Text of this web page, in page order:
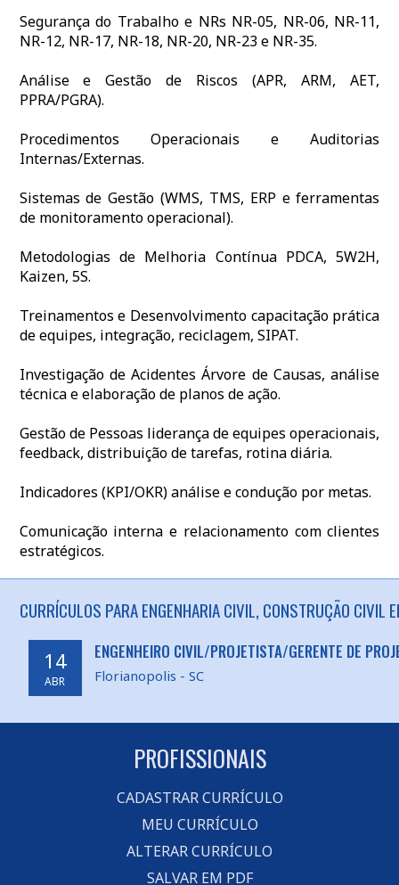
Segurança do Trabalho e NRs NR-05, NR-06, NR-11,
NR-12, NR-17, NR-18, NR-20, NR-23 e NR-35.
Análise e Gestão de Riscos (APR, ARM, AET,
PPRA/PGRA).
Procedimentos Operacionais e Auditorias
Internas/Externas.
Sistemas de Gestão (WMS, TMS, ERP e ferramentas
de monitoramento operacional).
Metodologias de Melhoria Contínua PDCA, 5W2H,
Kaizen, 5S.
Treinamentos e Desenvolvimento capacitação prática
de equipes, integração, reciclagem, SIPAT.
Investigação de Acidentes Árvore de Causas, análise
técnica e elaboração de planos de ação.
Gestão de Pessoas liderança de equipes operacionais,
feedback, distribuição de tarefas, rotina diária.
Indicadores (KPI/OKR) análise e condução por metas.
Comunicação interna e relacionamento com clientes
estratégicos.
CURRÍCULOS PARA ENGENHARIA CIVIL, CONSTRUÇÃO CIVIL
14
ABR
ENGENHEIRO CIVIL/PROJETISTA/GERENTE DE
Florianopolis - SC
PROFISSIONAIS
CADASTRAR CURRÍCULO
MEU CURRÍCULO
ALTERAR CURRÍCULO
SALVAR EM PDF